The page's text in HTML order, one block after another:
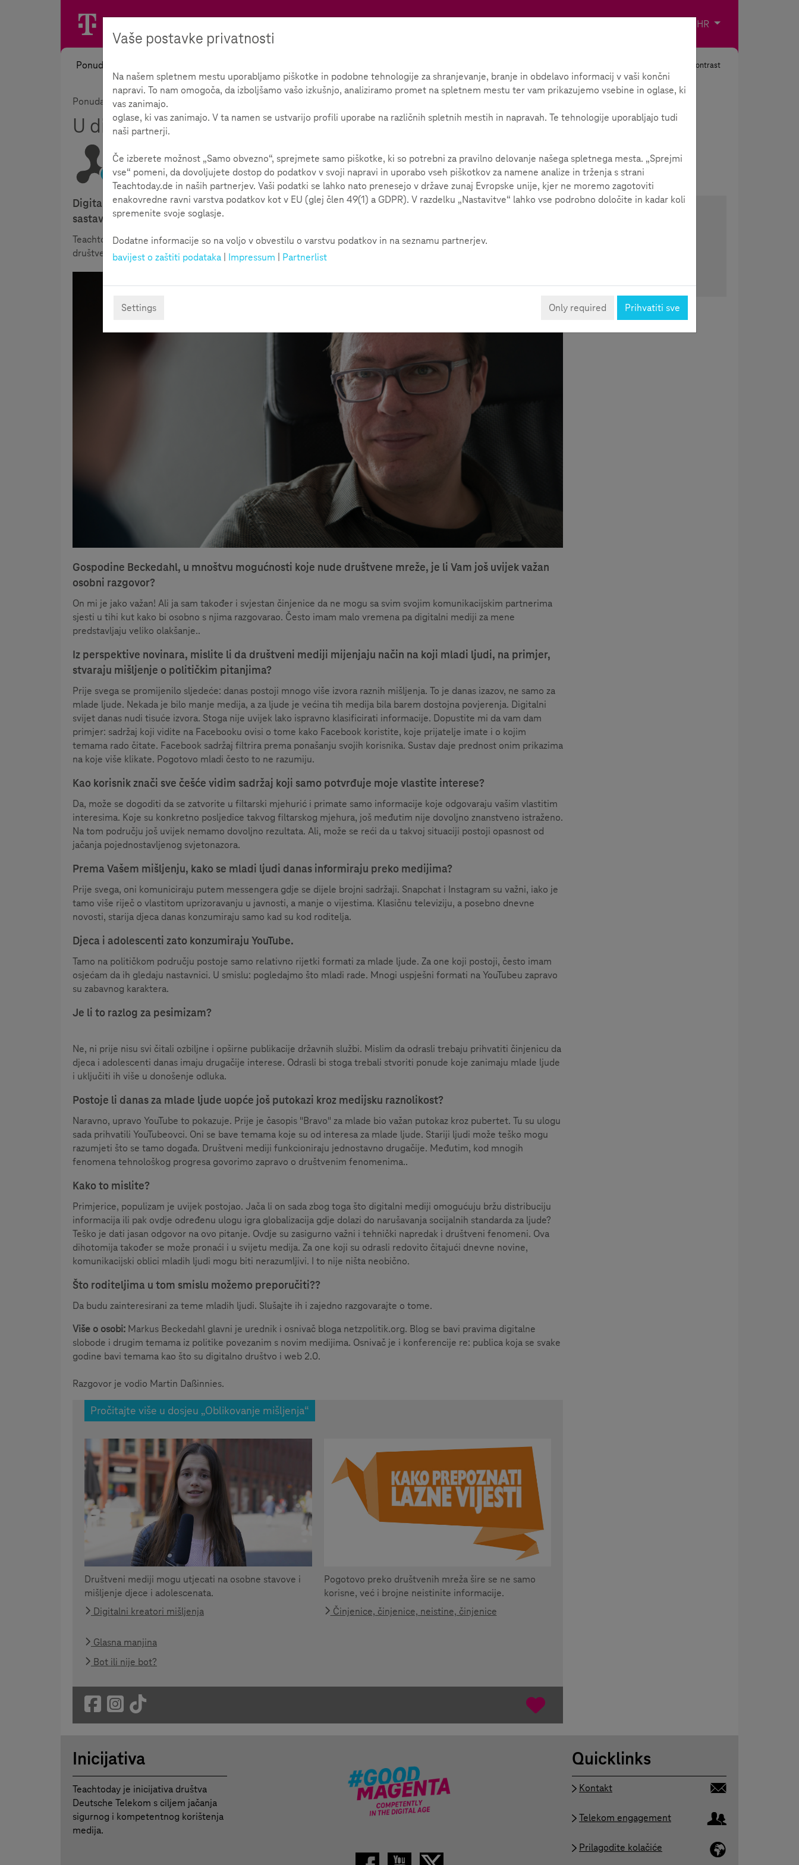
HR Odaberite jezik
Ponuda Kontrast
Ponuda Informirati
U digitalnom svijetu postoje tisuće izvora
Vrijeme čitanja:7minute
Digitalni mediji, prije svega društvene mreže kao što su YouTube, Snapchat ili Facebook, postali su
sastavni dio u svakodnevnom životu mladih ljudi.
Teachtoday je tim povodom razgovarao s internetskim aktivistom i blogerom Markusom Beckedahlom o važnosti
društvenih mreža u oblikovanju osobnog mišljenja.
Gospodine Beckedahl, u mnoštvu mogućnosti koje nude društvene mreže, je li Vam još uvijek važan
osobni razgovor?
On mi je jako važan! Ali ja sam također i svjestan činjenice da ne mogu sa svim svojim komunikacijskim partnerima
sjesti u tihi kut kako bi osobno s njima razgovarao. Često imam malo vremena pa digitalni mediji za mene
predstavljaju veliko olakšanje..
Iz perspektive novinara, mislite li da društveni mediji mijenjaju način na koji mladi ljudi, na primjer,
stvaraju mišljenje o političkim pitanjima?
Prije svega se promijenilo sljedeće: danas postoji mnogo više izvora raznih mišljenja. To je danas izazov, ne samo za
mlade ljude. Nekada je bilo manje medija, a za ljude je većina tih medija bila barem dostojna povjerenja. Digitalni
svijet danas nudi tisuće izvora. Stoga nije uvijek lako ispravno klasificirati informacije. Dopustite mi da vam dam
primjer: sadržaj koji vidite na Facebooku ovisi o tome kako Facebook koristite, koje prijatelje imate i o kojim
temama rado čitate. Facebook sadržaj filtrira prema ponašanju svojih korisnika. Sustav daje prednost onim prikazima
na koje više klikate. Pogotovo mladi često to ne razumiju.
Kao korisnik znači sve češće vidim sadržaj koji samo potvrđuje moje vlastite interese?
Da, može se dogoditi da se zatvorite u filtarski mjehurić i primate samo informacije koje odgovaraju vašim vlastitim
interesima. Koje su konkretno posljedice takvog filtarskog mjehura, još međutim nije dovoljno znanstveno istraženo.
Na tom području još uvijek nemamo dovoljno rezultata. Ali, može se reći da u takvoj situaciji postoji opasnost od
jačanja pojednostavljenog svjetonazora.
Prema Vašem mišljenju, kako se mladi ljudi danas informiraju preko medijima?
Prije svega, oni komuniciraju putem messengera gdje se dijele brojni sadržaji. Snapchat i Instagram su važni, iako je
tamo više riječ o vlastitom uprizoravanju u javnosti, a manje o vijestima. Klasičnu televiziju, a posebno dnevne
novosti, starija djeca danas konzumiraju samo kad su kod roditelja.
Djeca i adolescenti zato konzumiraju YouTube.
Tamo na političkom području postoje samo relativno rijetki formati za mlade ljude. Za one koji postoji, često imam
osjećam da ih gledaju nastavnici. U smislu: pogledajmo što mladi rade. Mnogi uspješni formati na YouTubeu zapravo
su zabavnog karaktera.
Je li to razlog za pesimizam?
Ne, ni prije nisu svi čitali ozbiljne i opširne publikacije državnih službi. Mislim da odrasli trebaju prihvatiti činjenicu da
djeca i adolescenti danas imaju drugačije interese. Odrasli bi stoga trebali stvoriti ponude koje zanimaju mlade ljude
i uključiti ih više u donošenje odluka.
Postoje li danas za mlade ljude uopće još putokazi kroz medijsku raznolikost?
Naravno, upravo YouTube to pokazuje. Prije je časopis "Bravo" za mlade bio važan putokaz kroz pubertet. Tu su ulogu
sada prihvatili YouTubeovci. Oni se bave temama koje su od interesa za mlade ljude. Stariji ljudi može teško mogu
razumjeti što se tamo događa. Društveni mediji funkcioniraju jednostavno drugačije. Međutim, kod mnogih
fenomena tehnološkog progresa govorimo zapravo o društvenim fenomenima..
Kako to mislite?
Primjerice, populizam je uvijek postojao. Jača li on sada zbog toga što digitalni mediji omogućuju bržu distribuciju
informacija ili pak ovdje određenu ulogu igra globalizacija gdje dolazi do narušavanja socijalnih standarda za ljude?
Teško je dati jasan odgovor na ovo pitanje. Ovdje su zasigurno važni i tehnički napredak i društveni fenomeni. Ova
dihotomija također se može pronaći i u svijetu medija. Za one koji su odrasli redovito čitajući dnevne novine,
komunikacijski oblici mladih ljudi mogu biti nerazumljivi. I to nije ništa neobično.
Što roditeljima u tom smislu možemo preporučiti??
Da budu zainteresirani za teme mladih ljudi. Slušajte ih i zajedno razgovarajte o tome.
Više o osobi: Markus Beckedahl glavni je urednik i osnivač bloga netzpolitik.org. Blog se bavi pravima digitalne
slobode i drugim temama iz politike povezanim s novim medijima. Osnivač je i konferencije re: publica koja se svake
godine bavi temama kao što su digitalno društvo i web 2.0.
Razgovor je vodio Martin Daßinnies.
Pročitajte više u dosjeu „Oblikovanje mišljenja“
Društveni mediji mogu utjecati na osobne stavove i
mišljenje djece i adolescenata.
Digitalni kreatori mišljenja
Pogotovo preko društvenih mreža šire se ne samo
korisne, već i brojne neistinite informacije.
Činjenice, činjenice, neistine, činjenice
Glasna manjina
Bot ili nije bot?
Podijeli članak
Inicijativa
Teachtoday je inicijativa društva
Deutsche Telekom s ciljem jačanja
sigurnog i kompetentnog korištenja
medija.
Quicklinks
Kontakt
Telekom engagement
Prilagodite kolačiće
Vaše postavke privatnosti
Na našem spletnem mestu uporabljamo piškotke in podobne tehnologije za shranjevanje, branje in obdelavo informacij v vaši končni
napravi. To nam omogoča, da izboljšamo vašo izkušnjo, analiziramo promet na spletnem mestu ter vam prikazujemo vsebine in oglase, ki
vas zanimajo.
oglase, ki vas zanimajo. V ta namen se ustvarijo profili uporabe na različnih spletnih mestih in napravah. Te tehnologije uporabljajo tudi
naši partnerji.
Če izberete možnost „Samo obvezno“, sprejmete samo piškotke, ki so potrebni za pravilno delovanje našega spletnega mesta. „Sprejmi
vse“ pomeni, da dovoljujete dostop do podatkov v svoji napravi in uporabo vseh piškotkov za namene analize in trženja s strani
Teachtoday.de in naših partnerjev. Vaši podatki se lahko nato prenesejo v države zunaj Evropske unije, kjer ne moremo zagotoviti
enakovredne ravni varstva podatkov kot v EU (glej člen 49(1) a GDPR). V razdelku „Nastavitve“ lahko vse podrobno določite in kadar koli
spremenite svoje soglasje.
Dodatne informacije so na voljo v obvestilu o varstvu podatkov in na seznamu partnerjev.
bavijest o zaštiti podataka
Impressum Partnerlist
Settings Only required Prihvatiti sve